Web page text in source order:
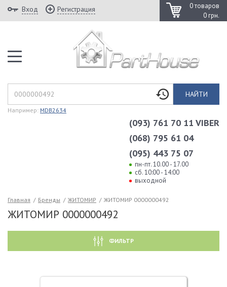
0 товаров
0 грн.
Вход Регистрация
НАЙТИ
Например: MDB2634
(093) 761 70 11 VIBER
(068) 795 61 04
(095) 443 75 07
пн-пт. 10.00 - 17.00
сб. 10:00 - 14:00
выходной
Главная / Бренды / ЖИТОМИР / ЖИТОМИР 0000000492
ЖИТОМИР 0000000492
ФИЛЬТР